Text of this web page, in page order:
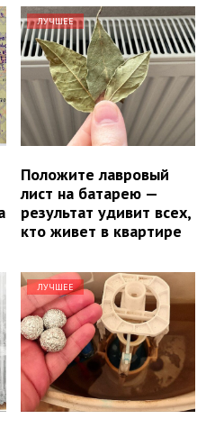
ЛУЧШЕЕ
Положите лавровый
лист на батарею —
результат удивит всех,
кто живет в квартире
ЛУЧШЕЕ